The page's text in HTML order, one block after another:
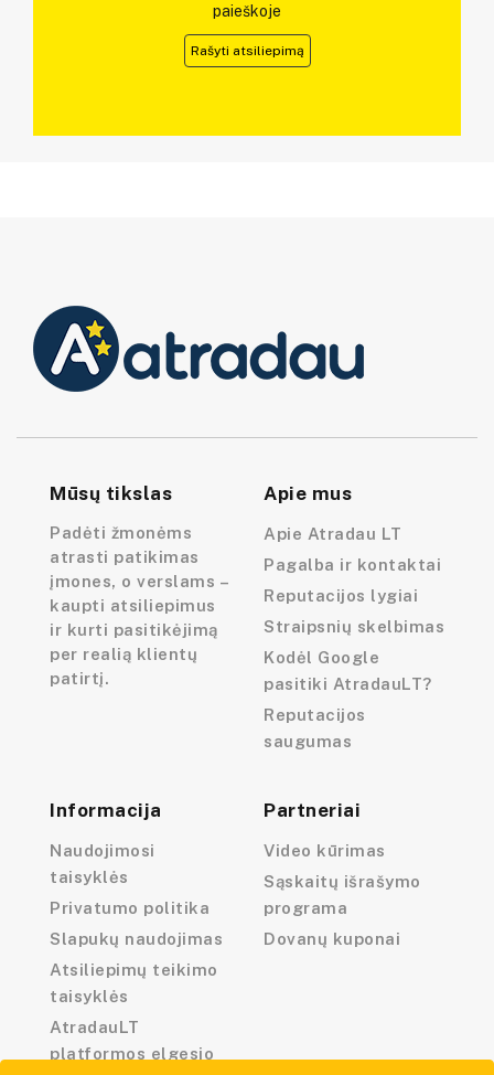
paieškoje
Rašyti atsiliepimą
Mūsų tikslas
Padėti žmonėms
atrasti patikimas
įmones, o verslams –
kaupti atsiliepimus
ir kurti pasitikėjimą
per realią klientų
patirtį.
Apie mus
Apie Atradau LT
Pagalba ir kontaktai
Reputacijos lygiai
Straipsnių skelbimas
Kodėl Google
pasitiki AtradauLT?
Reputacijos
saugumas
Informacija
Naudojimosi
taisyklės
Privatumo politika
Slapukų naudojimas
Atsiliepimų teikimo
taisyklės
AtradauLT
platformos elgesio
Partneriai
Video kūrimas
Sąskaitų išrašymo
programa
Dovanų kuponai